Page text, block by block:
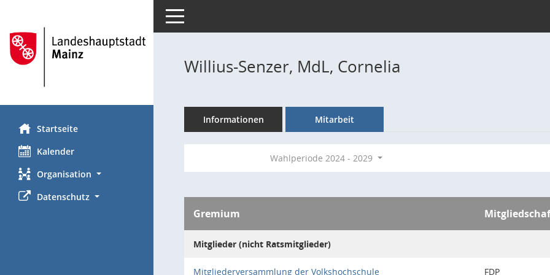
Startseite
Kalender
Organisation
Datenschutz
Toggle navigation
Willius-Senzer, MdL, Cornelia
Informationen Mitarbeit
Wahlperiode 2024 - 2029
Gremium
Mitglieder (nicht Ratsmitglieder)
Mitgliederversammlung der Volkshochschule FDP